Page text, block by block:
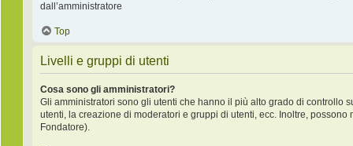
dall’amministratore
Top
Livelli e gruppi di utenti
Cosa sono gli amministratori?
Gli amministratori sono gli utenti che hanno il più alto grado di controllo
utenti, la creazione di moderatori e gruppi di utenti, ecc. Inoltre,
Fondatore).